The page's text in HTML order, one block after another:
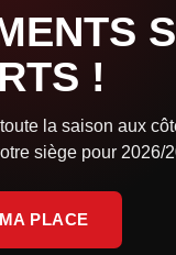
!
la saison aux
siège pour 2026/
PLACE